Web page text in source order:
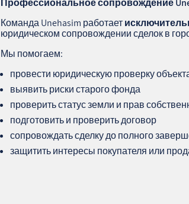
Профессиональное сопровождение
Команда Unehasim работает
юридическом сопровождении сделок в
Мы помогаем:
провести юридическую проверку
выявить риски старого фонда
проверить статус земли и прав
подготовить и проверить договор
сопровождать сделку до полного
защитить интересы покупателя или